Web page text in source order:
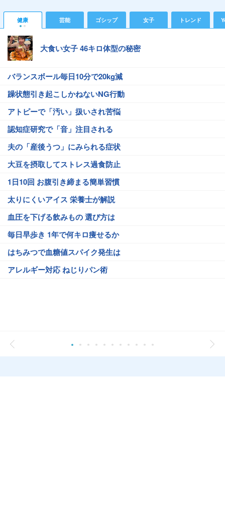
健康 芸能 ゴシップ 女子 トレンド
大食い女子 46キロ体型の秘密
バランスボール毎日10分で20kg減
躁状態引き起こしかねないNG行動
アトピーで「汚い」扱いされ苦悩
認知症研究で「音」注目される
夫の「産後うつ」にみられる症状
大豆を摂取してストレス過食防止
1日10回 お腹引き締まる簡単習慣
太りにくいアイス 栄養士が解説
血圧を下げる飲みもの 選び方は
毎日早歩き 1年で何キロ痩せるか
はちみつで血糖値スパイク発生は
アレルギー対応 ねじりパン術